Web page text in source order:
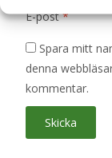
E-post*
Spara mitt
denna
kommentar.